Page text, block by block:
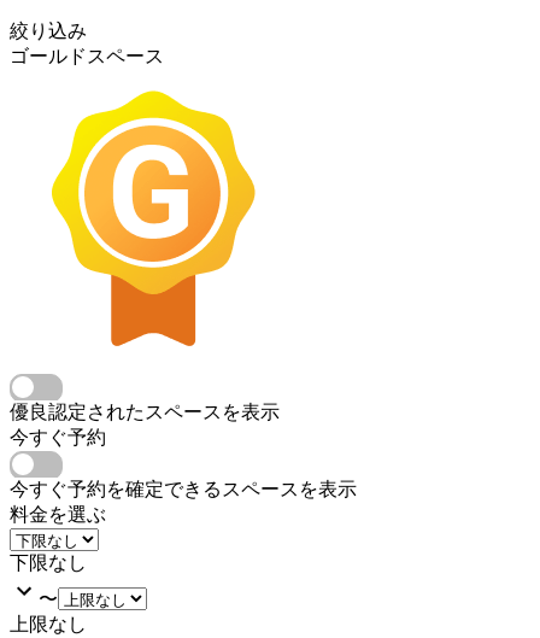
絞り込み
ゴールドスペース
優良認定されたスペースを表示
今すぐ予約
今すぐ予約を確定できるスペースを表示
料金を選ぶ
下限なし
〜
上限なし